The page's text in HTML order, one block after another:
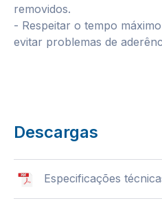
removidos.
- Respeitar o tempo
evitar problemas de
Descargas
Especificações